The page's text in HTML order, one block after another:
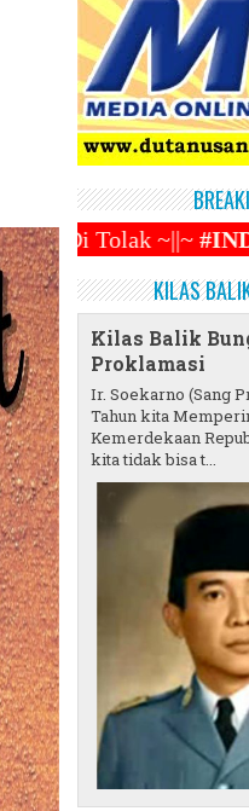
~||~
KILAS
Kilas Balik
Proklamasi
Ir. Soekarno (Sang
Tahun kita
Kemerdekaan
kita tidak bisa t...